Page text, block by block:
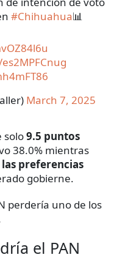
#Chihuahua📊
March 7, 2025
solo9.5 puntos
38.0% mientras
las preferencias
gobierne.
perdería uno de los
el PAN